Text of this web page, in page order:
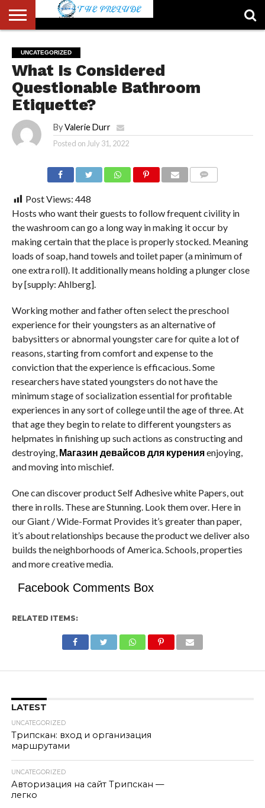
US
ACCOUNT
AUTHORS
LIST
FULL-
WIDTH
PAGE
HOME
LATEST
NEWS
LOGIN
LOGOUT
MEMBERS
PASSWORD
RESET
REGISTER
SAMPLE
PAGE
TYPOGRAPHY
USER
UNCATEGORIZED
What Is Considered
Questionable Bathroom
Etiquette?
By Valerie Durr
Posted on July 31, 2022
Post Views: 448
Hosts who want their guests to follow frequent civility in
the washroom can go a long way in making it occur by
making certain that the place is properly stocked. Meaning
loads of soap, hand towels and toilet paper (a minimum of
one extra roll). It additionally means holding a plunger close
by [supply: Ahlberg].
Working mother and father often select the preschool
experience for their youngsters as an alternative of
babysitters or abnormal youngster care for quite a lot of
reasons, starting from comfort and expense to the
conviction that the experience is efficacious. Some
researchers have stated youngsters do not have the
minimum stage of socialization essential for profitable
experiences in any sort of college until the age of three. At
that age they begin to relate to different youngsters as
helpmates in finishing up such actions as constructing and
destroying, Магазин девайсов для куренияenjoying,
and moving into mischief.
One can discover product Self Adhesive white Papers, out
there in rolls. These are Stunning. Look them over. Here in
our Giant / Wide-Format Provides it’s greater than paper,
it’s about relationships because the product we deliver also
builds the neighborhoods of America. Schools, properties
and more creative media.
Facebook Comments Box
RELATED ITEMS:
LATEST
UNCATEGORIZED
Трипскан: вход и организация
маршрутами
UNCATEGORIZED
Авторизация на сайт Трипскан —
легко